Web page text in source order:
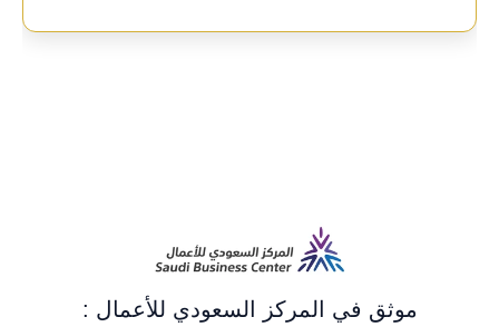
موثق في المركز السعودي للأعمال :